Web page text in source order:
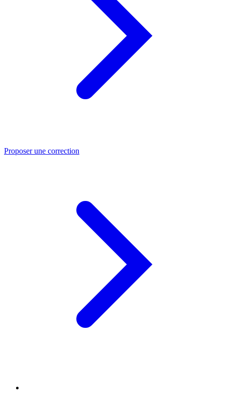
Proposer une correction